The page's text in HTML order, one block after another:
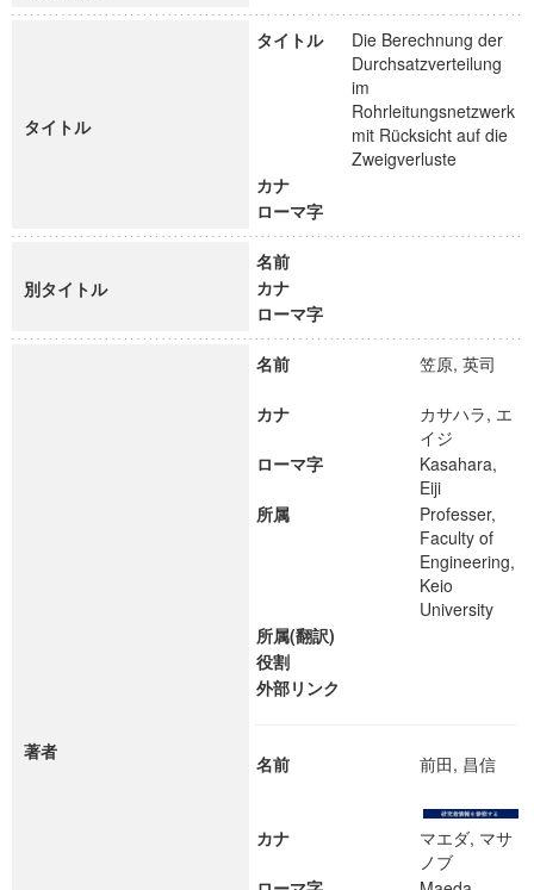
タイトル
タイトル
Die Berechnung der
Durchsatzverteilung
im
Rohrleitungsnetzwerk
mit Rücksicht auf die
Zweigverluste
カナ
ローマ字
別タイトル
名前
カナ
ローマ字
著者
名前 笠原, 英司
カナ
カサハラ, エ
イジ
ローマ字
Kasahara,
Eiji
所属
Professer,
Faculty of
Engineering,
Keio
University
所属(翻訳)
役割
外部リンク
名前 前田, 昌信
カナ
マエダ, マサ
ノブ